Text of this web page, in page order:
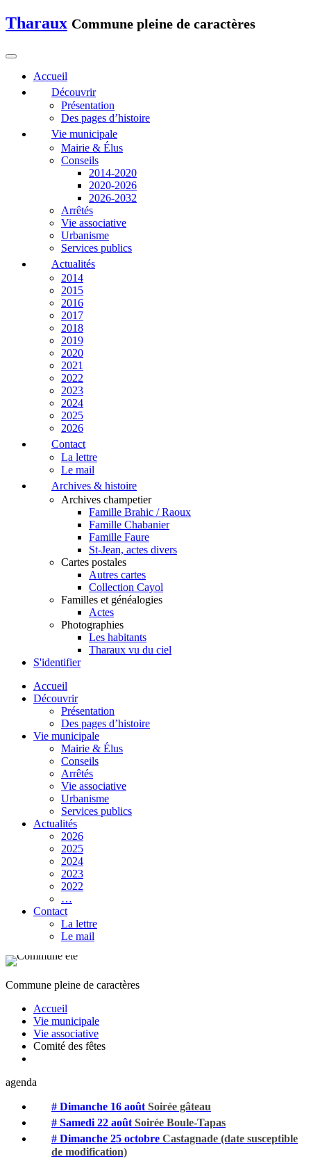
Tharaux Commune pleine de caractères
Accueil
Découvrir
Présentation
Des pages d’histoire
Vie municipale
Mairie & Élus
Conseils
2014-2020
2020-2026
2026-2032
Arrêtés
Vie associative
Urbanisme
Services publics
Actualités
2014
2015
2016
2017
2018
2019
2020
2021
2022
2023
2024
2025
2026
Contact
La lettre
Le mail
Archives & histoire
Archives champetier
Famille Brahic / Raoux
Famille Chabanier
Famille Faure
St-Jean, actes divers
Cartes postales
Autres cartes
Collection Cayol
Familles et généalogies
Actes
Photographies
Les habitants
Tharaux vu du ciel
S'identifier
Accueil
Découvrir
Présentation
Des pages d’histoire
Vie municipale
Mairie & Élus
Conseils
Arrêtés
Vie associative
Urbanisme
Services publics
Actualités
2026
2025
2024
2023
2022
…
Contact
La lettre
Le mail
Commune pleine de caractères
Accueil
Vie municipale
Vie associative
Comité des fêtes
agenda
# Dimanche 16 août Soirée gâteau
# Samedi 22 août Soirée Boule-Tapas
# Dimanche 25 octobre Castagnade (date susceptible
de modification)